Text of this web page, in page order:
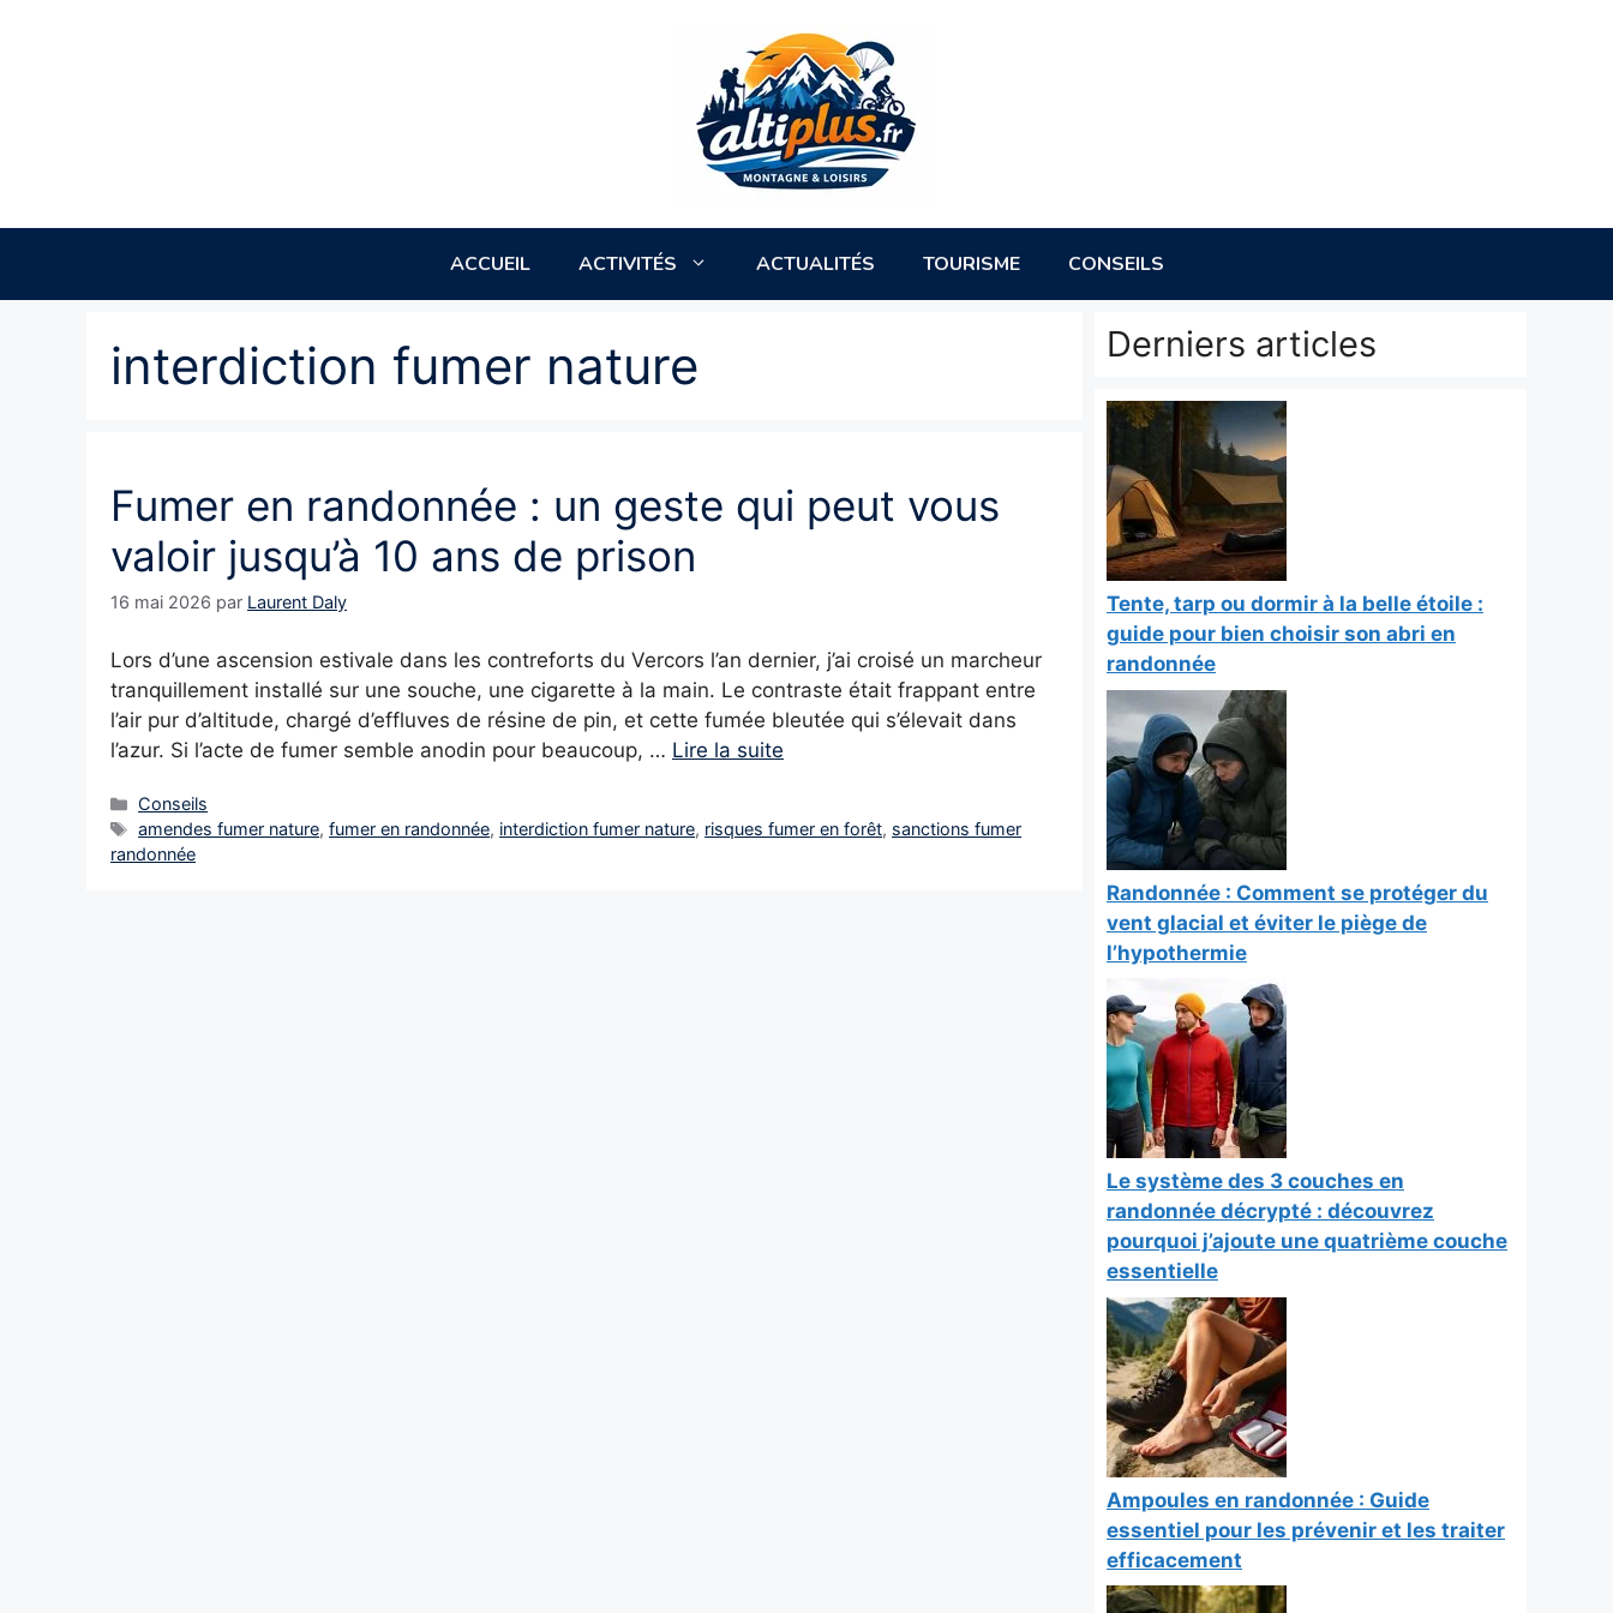
ACCUEIL ACTIVITÉS ACTUALITÉS TOURISME CONSEILS
interdiction fumer nature
Fumer en randonnée : un geste qui peut vous
valoir jusqu’à 10 ans de prison
16 mai 2026 par Laurent Daly
Lors d’une ascension estivale dans les contreforts du Vercors l’an dernier, j’ai croisé un marcheur
tranquillement installé sur une souche, une cigarette à la main. Le contraste était frappant entre
l’air pur d’altitude, chargé d’effluves de résine de pin, et cette fumée bleutée qui s’élevait dans
l’azur. Si l’acte de fumer semble anodin pour beaucoup, … Lire la suite
Catégories
Conseils
Étiquettes
amendes fumer nature,fumer en randonnée, interdiction fumer nature, risques fumer en forêt, sanctions fumer
randonnée
Derniers articles
Tente, tarp ou dormir à la belle étoile :
guide pour bien choisir son abri en
randonnée
Randonnée : Comment se protéger du
vent glacial et éviter le piège de
l’hypothermie
Le système des 3 couches en
randonnée décrypté : découvrez
pourquoi j’ajoute une quatrième couche
essentielle
Ampoules en randonnée : Guide
essentiel pour les prévenir et les traiter
efficacement